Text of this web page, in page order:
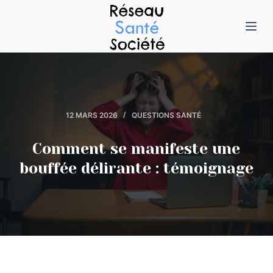
n
12 MARS 2026 QUESTIONS SANTÉ
Comment se manifeste une
bouffée délirante : témoignage